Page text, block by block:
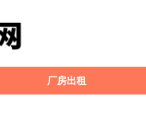
厂房出租